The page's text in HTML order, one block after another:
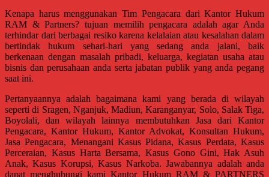
Progo,
Balikpapan,
Jakarta
Pusat,
Tanggerang,
Purworejo,
Purwokerto,
Kebumen,
Tasikmalaya,
Purwodadi,
Wonogiri,
Pacitan,
Kenapa harus menggunakan Tim Pengacara dari Kantor Hukum
RAM & Partners? tujuan memilih pengacara adalah agar Anda
terhindar dari berbagai resiko karena kelalaian atau kesalahan dalam
bertindak hukum sehari-hari yang sedang anda jalani, baik
berkenaan dengan masalah pribadi, keluarga, kegiatan usaha atau
bisnis dan perusahaan anda serta jabatan publik yang anda pegang
saat ini.
Pertanyaannya adalah bagaimana kami yang berada di wilayah
seperti di Sragen, Nganjuk, Madiun, Karanganyar, Solo, Salak Tiga,
Boyolali, dan wilayah lainnya membutuhkan Jasa dari Kantor
Pengacara, Kantor Hukum, Kantor Advokat, Konsultan Hukum,
Jasa Pengacara, Menangani Kasus Pidana, Kasus Perdata, Kasus
Perceraian, Kasus Harta Bersama, Kasus Gono Gini, Hak Asuh
Anak, Kasus Korupsi, Kasus Narkoba. Jawabannya adalah anda
dapat menghubungi kami Kantor Hukum RAM & PARTNERS